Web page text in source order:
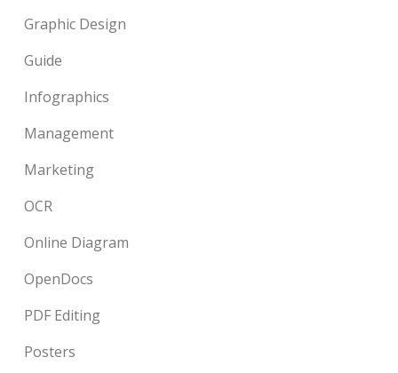
Graphic Design
Guide
Infographics
Management
Marketing
OCR
Online Diagram
OpenDocs
PDF Editing
Posters